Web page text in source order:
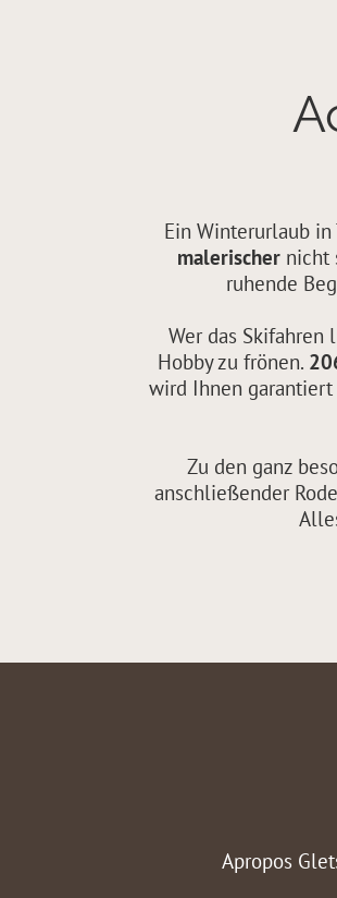
Ein Winterurlaub in
malerischernicht
ruhende
Wer das Skifahren
Hobby zu frönen.
wird Ihnen garantiert
Zu den ganz
anschließender
Apropos